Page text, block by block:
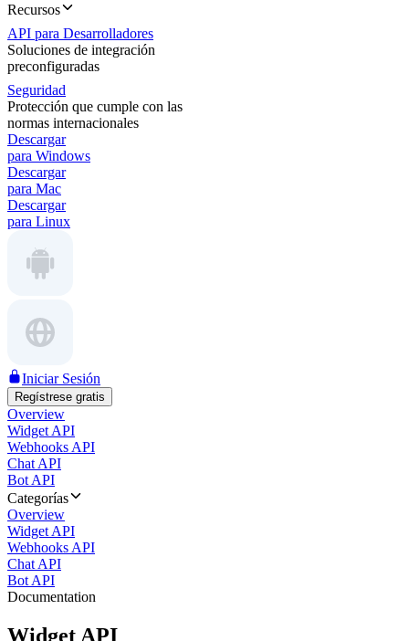
Recursos
API para Desarrolladores
Soluciones de integración
preconfiguradas
Seguridad
Protección que cumple con las
normas internacionales
Descargar
para Windows
Descargar
para Mac
Descargar
para Linux
Iniciar Sesión
Regístrese gratis
Overview
Widget API
Webhooks API
Chat API
Bot API
Categorías
Overview
Widget API
Webhooks API
Chat API
Bot API
Documentation
Widget API